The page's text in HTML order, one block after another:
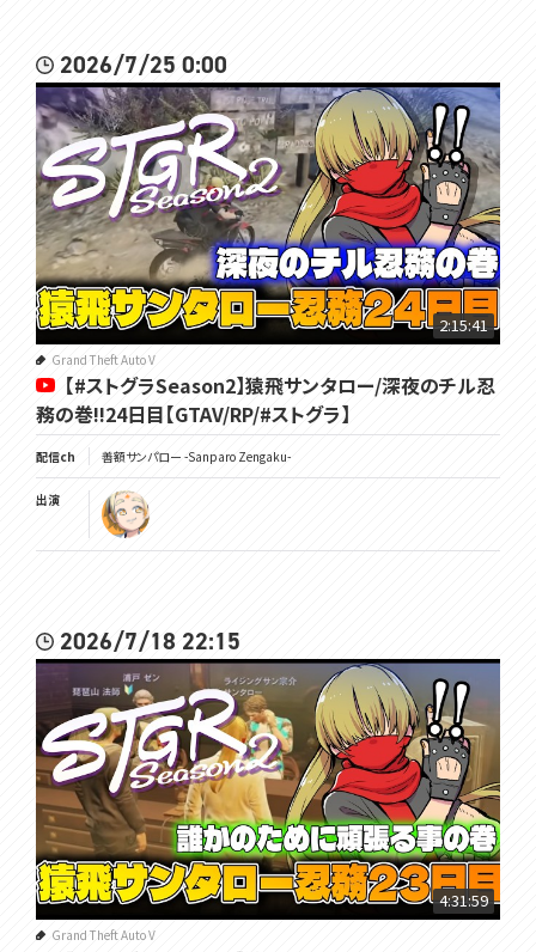
2026/7/25 0:00
2:15:41
Grand Theft Auto V
【#ストグラSeason2】猿飛サンタロー/深夜のチル忍
務の巻!!24日目【GTAV/RP/#ストグラ】
配信ch 善額サンパロー -Sanparo Zengaku-
出演
2026/7/18 22:15
4:31:59
Grand Theft Auto V